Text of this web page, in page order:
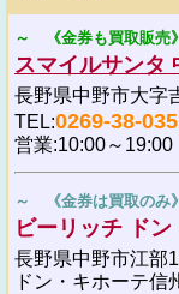
～ 《金券も買取販
スマイルサンタ
長野県中野市大字
TEL:0269-38-
営業:10:00～19:00
～ 《金券は買取のみ
ビーリッチ ド
長野県中野市江部
ドン・キホーテ